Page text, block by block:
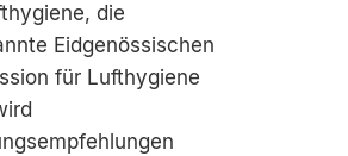
die
Eidgenössischen
für Lufthygiene